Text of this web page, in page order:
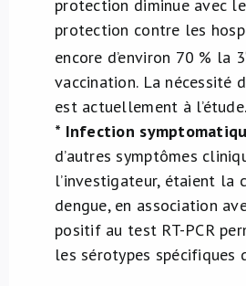
protection diminue avec
protection contre les
encore d’environ 70 % la 3
vaccination. La nécessité
est actuellement à l’étude.
* Infection
d’autres symptômes
l’investigateur, étaient la
dengue, en association
positif au test RT-PCR
les sérotypes spécifiques